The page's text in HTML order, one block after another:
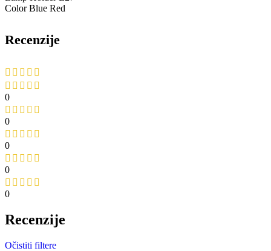
Color Blue Red
Recenzije
0
0
0
0
0
Recenzije
Očistiti filtere